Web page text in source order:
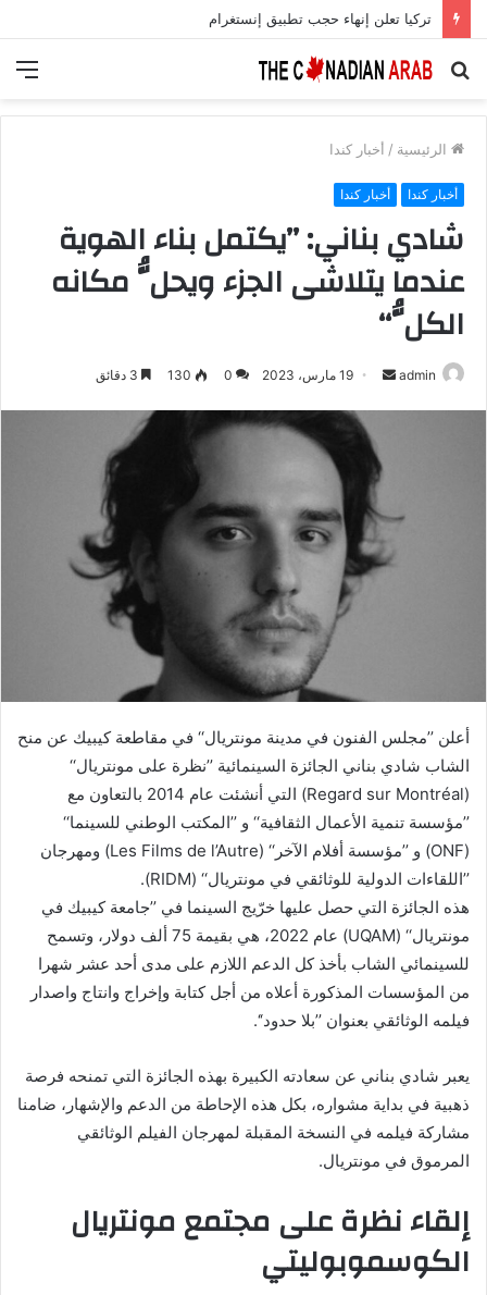
تركيا تعلن إنهاء حجب تطبيق إنستغرام
بحث
الرئيسية / أخبار كندا
أخبار كندا أخبار كندا
شادي بناني: ’’يكتمل بناء الهوية
عندما يتلاشى الجزء ويحلُّ مكانه
الكلُّ‘‘
admin
أرسل
إلكترونيا
19 مارس، 2023 0
130
أعلن ’’مجلس الفنون في مدينة مونتريال‘‘ في مقاطعة كيبيك عن منح
الشاب شادي بناني الجائزة السينمائية ’’نظرة على مونتريال‘‘
(Regard sur Montréal) التي أنشئت عام 2014 بالتعاون مع
’’مؤسسة تنمية الأعمال الثقافية‘‘ و ’’المكتب الوطني للسينما‘‘
(ONF) و ’’مؤسسة أفلام الآخر‘‘ (Les Films de l’Autre) ومهرجان
’’اللقاءات الدولية للوثائقي في مونتريال‘‘ (RIDM).
هذه الجائزة التي حصل عليها خرّيج السينما في ’’جامعة كيبيك في
مونتريال‘‘ (UQAM) عام 2022، هي بقيمة 75 ألف دولار، وتسمح
للسينمائي الشاب بأخذ كل الدعم اللازم على مدى أحد عشر شهرا
من المؤسسات المذكورة أعلاه من أجل كتابة وإخراج وانتاج واصدار
فيلمه الوثائقي بعنوان ’’بلا حدود‘‘.
يعبر شادي بناني عن سعادته الكبيرة بهذه الجائزة التي تمنحه فرصة
ذهبية في بداية مشواره، بكل هذه الإحاطة من الدعم والإشهار، ضامنا
مشاركة فيلمه في النسخة المقبلة لمهرجان الفيلم الوثائقي
المرموق في مونتريال.
إلقاء نظرة على مجتمع مونتريال
الكوسموبوليتي